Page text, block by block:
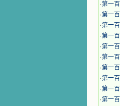
·第一
·第一
·第一
·第一
·第一
·第一
·第一
·第一
·第一
·第一